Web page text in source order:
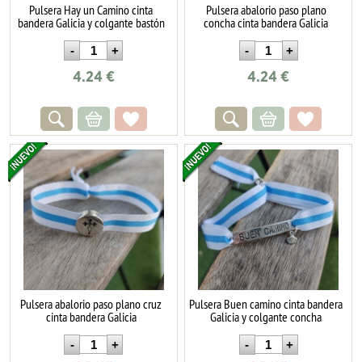
Pulsera Hay un Camino cinta
bandera Galicia y colgante bastón
4.24€
Pulsera abalorio paso plano
concha cinta bandera Galicia
4.24 €
Pulsera abalorio paso plano cruz
cinta bandera Galicia
Pulsera Buen camino cinta bandera
Galicia y colgante concha